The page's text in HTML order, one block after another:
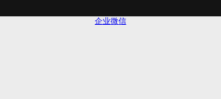
企业微信